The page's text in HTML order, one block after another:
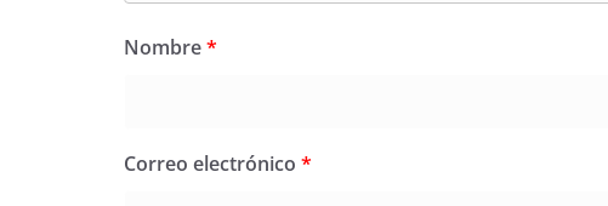
Nombre*
Correo electrónico *